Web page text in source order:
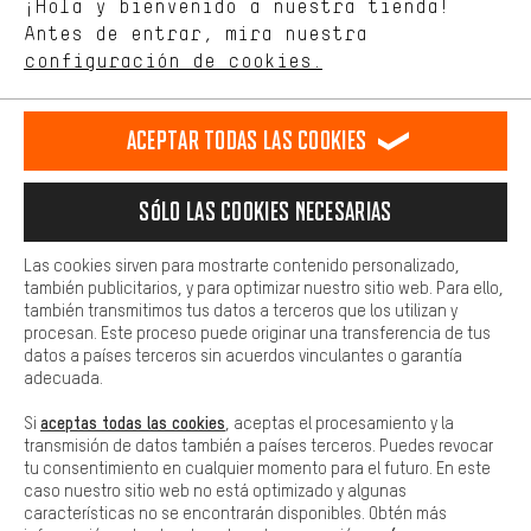
español
ES english
EN Deutsch
DE
RESCINDIR EL CONTRATO Comunidad de Aquisgrán Programa de afiliados
Aviso Legal Protección de datos Condiciones Generales
Plataforma de reportes Reciclaje de baterias
Configuración de las cookies Ajusta el contraste
Todos los precios indicados son en euros e sin MwSt, más
gastos de envío aEstados Unidos.
¡Hola y bienvenido a nuestra tienda!
Antes de entrar, mira nuestra
configuración de cookies.
tienda. Con las cookies de rendimiento, puedes influir en la mejora
de nuestro sitio web y nuestra oferta de la tienda con tu
comportamiento de compra.
Más confort
cookies de comodidad, creamos enlaces a plataformas de redes
sociales. Esto nos permite proporcionarle más contenido e
adicionales que le ayudarán a encontrar los productos adecuados.
preguntas de forma rápida y sencilla.
Básica
Las cookies básicas aseguran que puedas usar nuestro sitio web.
Aceptar todas las cookies
Sólo las cookies necesarias
Las cookies sirven para mostrarte contenido personalizado,
también publicitarios, y para optimizar nuestro sitio web. Para ello,
también transmitimos tus datos a terceros que los utilizan y
procesan. Este proceso puede originar una transferencia de tus
datos a países terceros sin acuerdos vinculantes o garantía
adecuada.
Si aceptas todas las cookies , aceptas el procesamiento y la
transmisión de datos también a países terceros. Puedes revocar
tu consentimiento en cualquier momento para el futuro. En este
caso nuestro sitio web no está optimizado y algunas
características no se encontrarán disponibles. Obtén más